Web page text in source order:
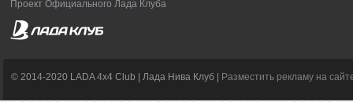
Проект Официального Лада Клуба
© 2014-2020 LADA 4x4 Club | Лада Нива Клуб | Разместить рекламу на